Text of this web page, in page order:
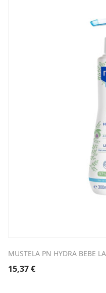
MUSTELA PN HYDRA BEBE
15,37€